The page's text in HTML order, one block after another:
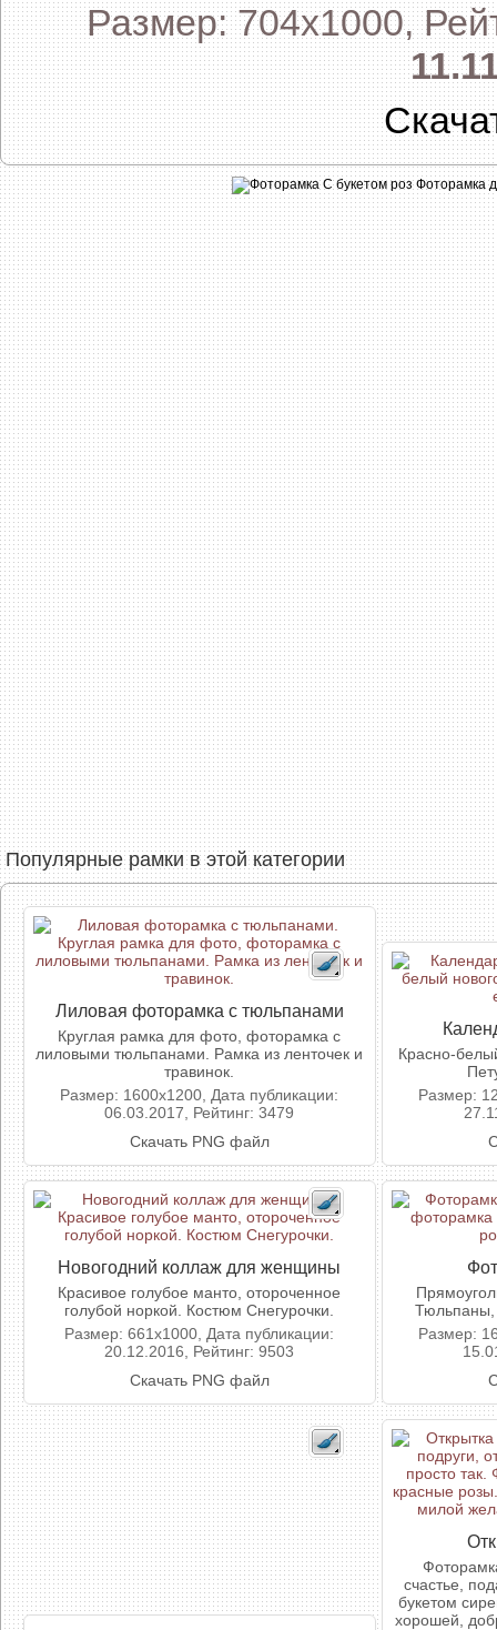
Размер: 704x1000,
Популярные рамки в этой категории
Лиловая фоторамка с тюльпанами
Круглая рамка для фото, фоторамка с
лиловыми тюльпанами. Рамка из ленточек и
травинок.
Размер: 1600x1200, Дата публикации:
06.03.2017, Рейтинг: 3479
Скачать PNG файл
Красно-
Размер:
Новогодний коллаж для женщины
Красивое голубое манто, отороченное
голубой норкой. Костюм Снегурочки.
Размер: 661x1000, Дата публикации:
20.12.2016, Рейтинг: 9503
Скачать PNG файл
Тюльпаны,
Размер:
счастье,
букетом
хорошей,